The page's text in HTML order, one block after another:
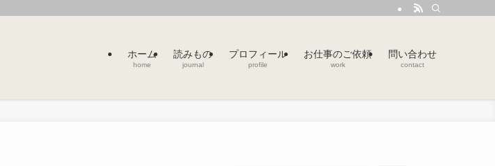
ホーム
home
読みもの
journal
プロフィール
profile
お仕事のご依頼
work
問い合わせ
contact